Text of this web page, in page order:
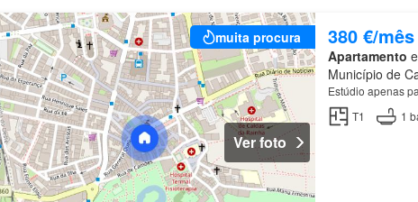
muita procura
Ver foto
380 €/mês
Apartamento
Município de
Estúdio apenas
T1
1